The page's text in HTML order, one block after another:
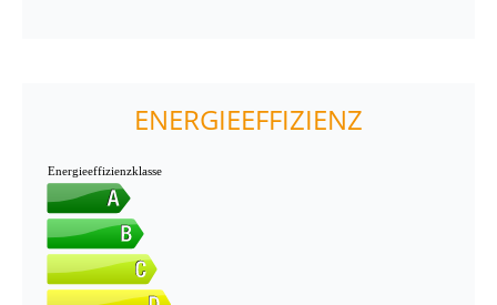
ENERGIEEFFIZIENZ
Energieeffizienzklasse